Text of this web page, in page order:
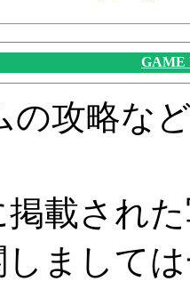
GAME
の攻略な
掲載され
まして